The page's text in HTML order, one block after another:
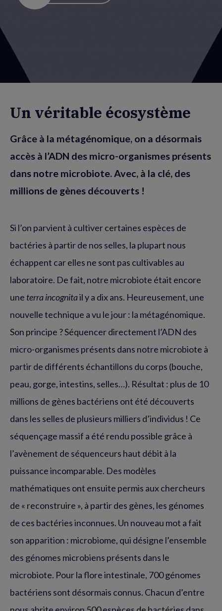
Un véritable écosystème
Grâce à la métagénomique, on a désormais
accès à l’ADN des micro-organismes présents
dans notre microbiote. Avec, à la clé, des
millions de gènes découverts !
Si l’on parvient à cultiver certaines espèces de
bactéries à partir de nos selles, la plupart nous
échappent car elles ne sont pas cultivables au
laboratoire. De fait, notre microbiote était encore
une terra incognitail y a dix ans. Heureusement, une
nouvelle technique a vu le jour : la métagénomique.
Son principe ? Séquencer directement l’ADN des
micro-organismes présents dans notre microbiote à
partir de différents échantillons du corps (bouche,
peau, gorge, intestins, selles…). Résultat : plus de 10
millions de gènes bactériens ont été découverts
dans les selles de plusieurs milliers d’individus ! Ce
séquençage massif a été rendu possible grâce à
l’avènement de séquenceurs haut débit à la
puissance incomparable. Des modèles
mathématiques ont ensuite permis aux chercheurs
de « reconstruire », à partir des gènes, les génomes
de ces bactéries inconnues. Un nouveau mot a fait
son apparition : microbiome, qui désigne l’ensemble
des génomes microbiens présents dans le
microbiote. Pour la flore intestinale, 700 génomes
bactériens sont désormais connus. Chacun d’entre